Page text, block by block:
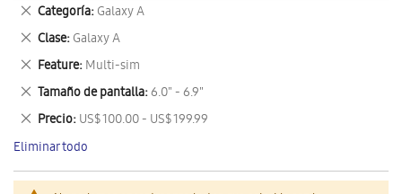
Categoría Galaxy A
Eliminar
este
artículo
Clase Galaxy A
Eliminar
este
artículo
Feature Multi-sim
Eliminar
este
artículo
Tamaño de pantalla 6.0" - 6.9"
Eliminar
este
artículo
Precio US$ 100.00 - US$ 199.99
Eliminar
este
artículo
Eliminar todo